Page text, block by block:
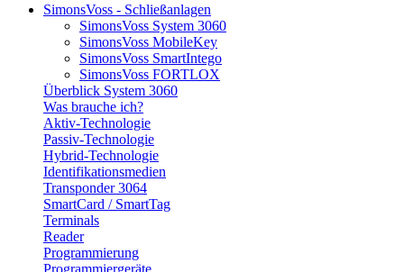
SimonsVoss - Schließanlagen
SimonsVoss System 3060
SimonsVoss MobileKey
SimonsVoss SmartIntego
SimonsVoss FORTLOX
Überblick System 3060
Was brauche ich?
Aktiv-Technologie
Passiv-Technologie
Hybrid-Technologie
Identifikationsmedien
Transponder 3064
SmartCard / SmartTag
Terminals
Reader
Programmierung
Programmiergeräte